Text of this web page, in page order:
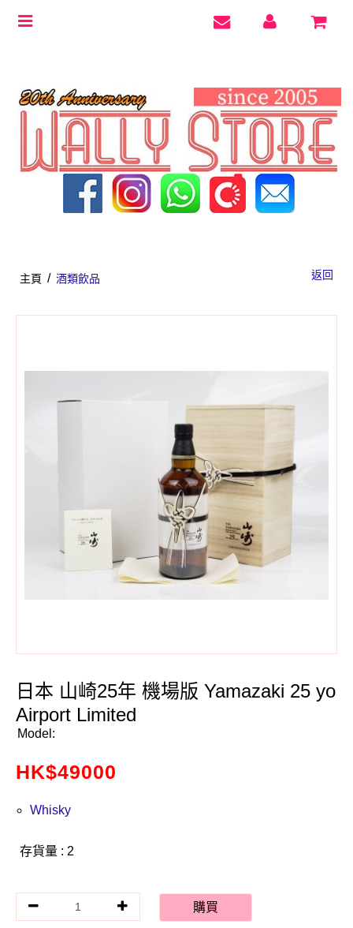
Toggle
主頁 / 酒類飲品 返回
日本 山崎25年 機場版 Yamazaki 25 yo
Airport Limited
Model:
HK$49000
Whisky
存貨量 : 2
購買